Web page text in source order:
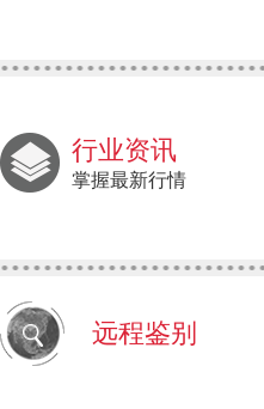
行业资讯
掌握最新行情
远程鉴别